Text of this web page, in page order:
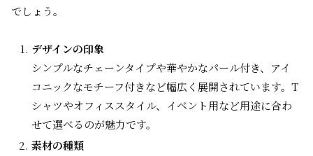
でしょう。
デザインの印象
シンプルなチェーンタイプや華やかなパール付き、アイ
コニックなモチーフ付きなど幅広く展開されています。T
シャツやオフィススタイル、イベント用など用途に合わ
せて選べるのが魅力です。
素材の種類